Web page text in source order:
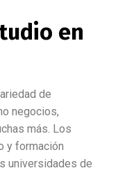
en
de
negocios,
más. Los
y formación
universidades de